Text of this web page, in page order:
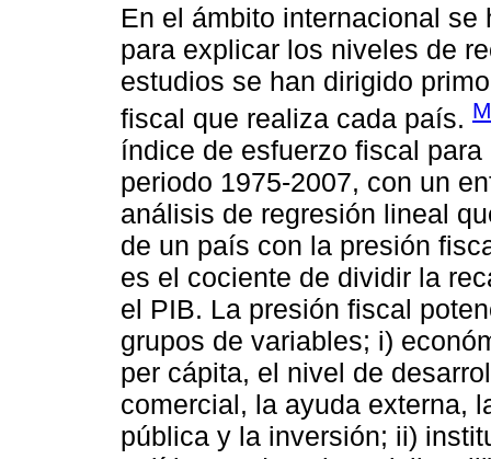
En el ámbito internacional
para explicar los niveles de
estudios se han dirigido
fiscal que realiza cada país.
índice de esfuerzo fiscal
periodo 1975-2007, con un
análisis de regresión lineal
de un país con la presión
es el cociente de dividir la
el PIB. La presión fiscal
grupos de variables; i)
per cápita, el nivel de
comercial, la ayuda externa,
pública y la inversión; ii)